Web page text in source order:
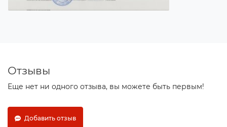
Отзывы
Еще нет ни одного отзыва, вы можете быть первым!
Добавить отзыв